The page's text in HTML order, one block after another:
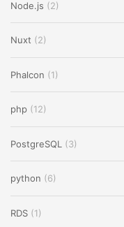
Node.js (2)
Nuxt (2)
Phalcon (1)
php (12)
PostgreSQL (3)
python (6)
RDS (1)